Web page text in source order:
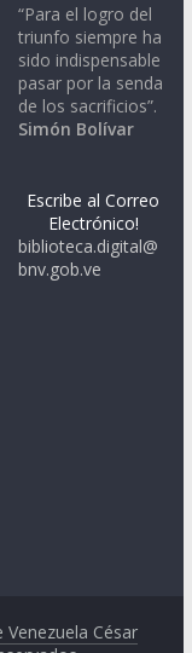
“Para el logro del
triunfo siempre ha
sido indispensable
pasar por la senda
de los sacrificios”.
Simón Bolívar
Escribe al Correo
Electrónico!
biblioteca.digital@
bnv.gob.ve
César